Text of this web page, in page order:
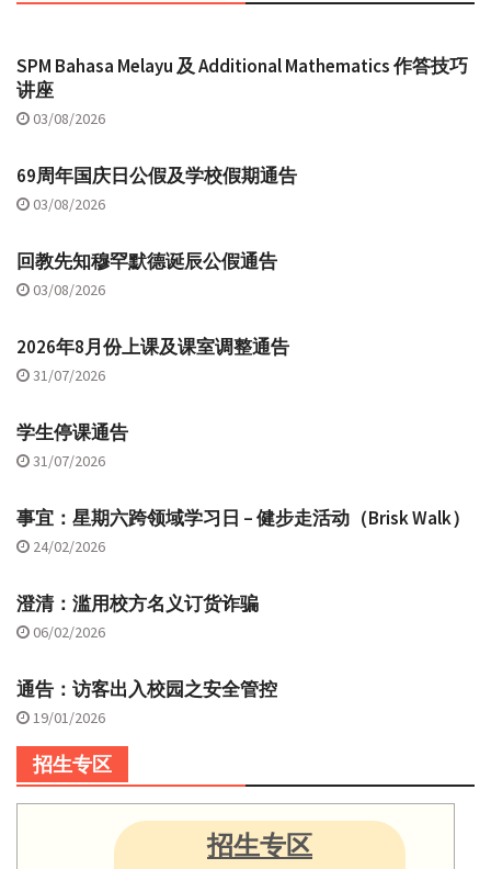
SPM Bahasa Melayu 及 Additional Mathematics 作答技巧
讲座
03/08/2026
69周年国庆日公假及学校假期通告
03/08/2026
回教先知穆罕默德诞辰公假通告
03/08/2026
2026年8月份上课及课室调整通告
31/07/2026
学生停课通告
31/07/2026
事宜：星期六跨领域学习日 – 健步走活动（Brisk Walk）
24/02/2026
澄清：滥用校方名义订货诈骗
06/02/2026
通告：访客出入校园之安全管控
19/01/2026
招生专区
招生专区